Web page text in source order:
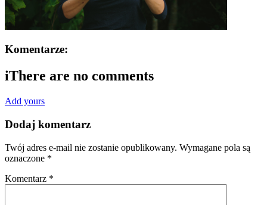
Komentarze:
iThere are no comments
Add yours
Dodaj komentarz
Twój adres e-mail nie zostanie opublikowany. Wymagane pola są
oznaczone *
Komentarz *